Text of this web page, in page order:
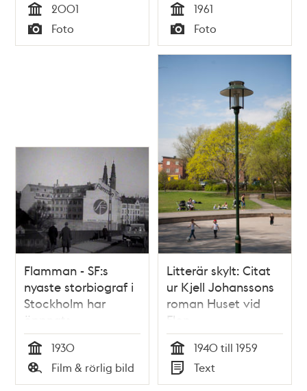
Tid
2001
Typ
Foto Tid
1961
Typ
Foto
Flamman - SF:s
nyaste storbiograf i
Stockholm har
öppnats
Tid
1930
Typ
Film & rörlig bild
Litterär skylt: Citat
ur Kjell Johanssons
roman Huset vid
Flon
Tid
1940 till 1959
Typ
Text